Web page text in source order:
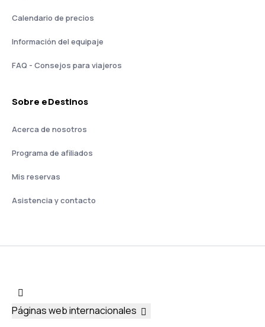
Calendario de precios
Información del equipaje
FAQ - Consejos para viajeros
Sobre eDestinos
Acerca de nosotros
Programa de afiliados
Mis reservas
Asistencia y contacto
Páginas web internacionales